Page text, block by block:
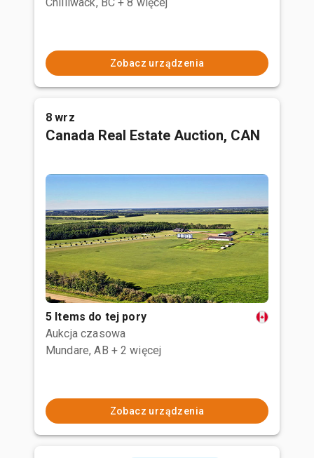
Zobacz urządzenia
8 wrz
Canada Real Estate Auction, CAN
5 Items do tej pory
Aukcja czasowa
Mundare, AB + 2 więcej
Zobacz urządzenia